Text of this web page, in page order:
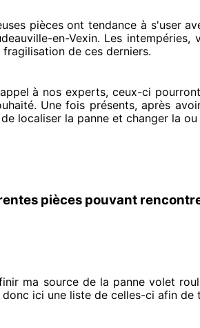
pièces ont tendance à s'user
en-Vexin. Les intempéries,
fragilisation de ces derniers.
à nos experts, ceux-ci
. Une fois présents, après
localiser la panne et changer la
pièces pouvant
ma sourcede la panne volet
donc ici une liste de celles-ci afin de